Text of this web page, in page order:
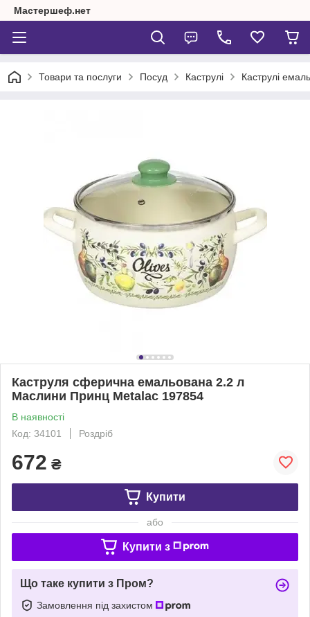
Мастершеф.нет
Товари та послуги Посуд Каструлі Каструлі
Каструля сферична емальована 2.2 л
Маслини Принц Metalac 197854
В наявності
Код: 34101
Роздріб
672 ₴
Купити
або
Купити з
Що таке купити з Пром?
Замовлення під захистом